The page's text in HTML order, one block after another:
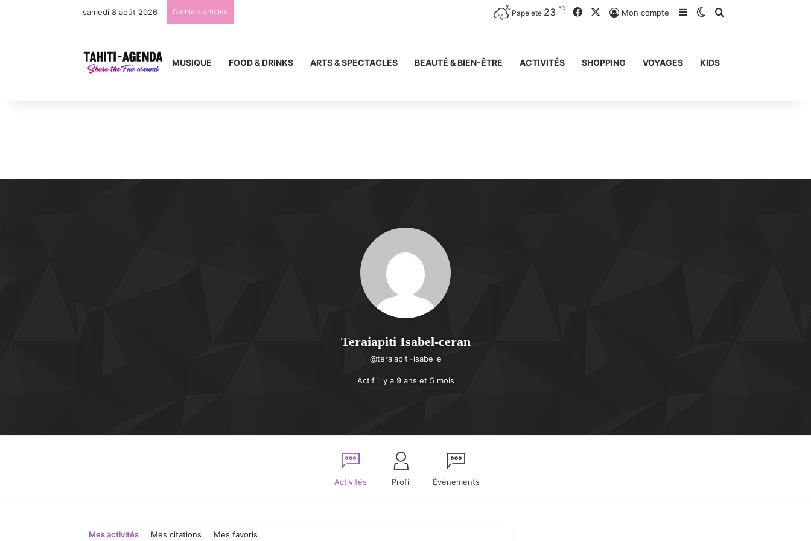
samedi 8 août 2026 Derniers articles Pape'ete 23 ℃ FacebookMon compte Sidebar (barre latérale)
Switch skin
MUSIQUE FOOD & DRINKS ARTS & SPECTACLES BEAUTÉ & BIEN-ÊTRE ACTIVITÉS SHOPPING VOYAGES KIDS
Teraiapiti Isabel-ceran
@teraiapiti-isabelle
Actif il y a 9 ans et 5 mois
Activités Profil Évènements
Mes activités Mes citations Mes favoris